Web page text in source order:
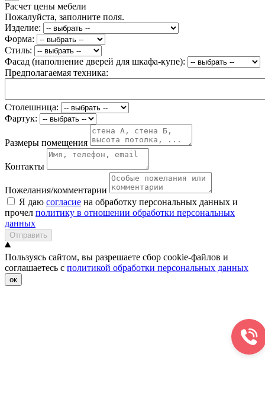
Расчет цены мебели
Пожалуйста, заполните поля.
Изделие:
Форма:
Стиль:
Фасад (наполнение дверей для шкафа-купе):
Предполагаемая техника:
Столешница:
Фартук:
Размеры помещения
Контакты
Пожелания/комментарии
Я даю согласие на обработку персональных данных и
прочел политику в отношении обработки персональных
данных
Отправить
Пользуясь сайтом, вы разрешаете сбор cookie-файлов и
соглашаетесь с политикой обработки персональных данных
ок